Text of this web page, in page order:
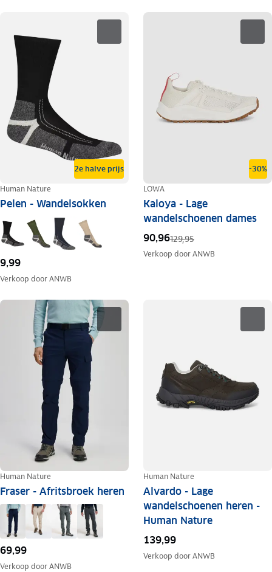
2e halve prijs
Human Nature
Pelen - Wandelsokken
9,99
Verkoop doorANWB
-30%
LOWA
Kaloya - Lage
wandelschoenen dames
90,96129,95
Verkoop doorANWB
Human Nature
Fraser - Afritsbroek heren
69,99
Verkoop doorANWB
Human Nature
Alvardo - Lage
wandelschoenen heren -
Human Nature
139,99
Verkoop doorANWB